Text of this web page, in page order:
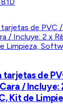
tarjetas de
/ Incluye:
Kit de